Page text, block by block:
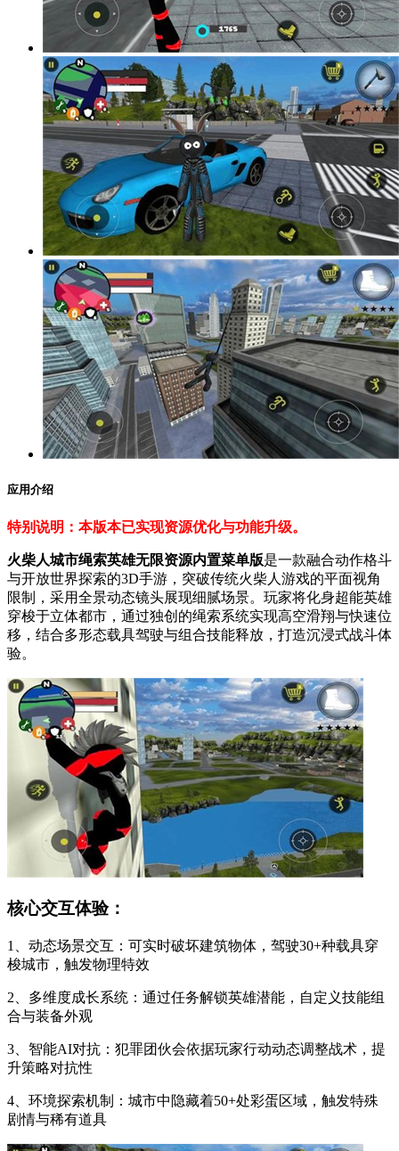
应用介绍
特别说明：本版本已实现资源优化与功能升级。
火柴人城市绳索英雄无限资源内置菜单版是一款融合动作格斗
与开放世界探索的3D手游，突破传统火柴人游戏的平面视角
限制，采用全景动态镜头展现细腻场景。玩家将化身超能英雄
穿梭于立体都市，通过独创的绳索系统实现高空滑翔与快速位
移，结合多形态载具驾驶与组合技能释放，打造沉浸式战斗体
验。
核心交互体验：
1、动态场景交互：可实时破坏建筑物体，驾驶30+种载具穿
梭城市，触发物理特效
2、多维度成长系统：通过任务解锁英雄潜能，自定义技能组
合与装备外观
3、智能AI对抗：犯罪团伙会依据玩家行动动态调整战术，提
升策略对抗性
4、环境探索机制：城市中隐藏着50+处彩蛋区域，触发特殊
剧情与稀有道具